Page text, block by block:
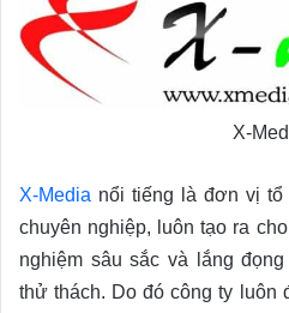
X-
X-Media nổi tiếng là đơn vị tổ
chuyên nghiệp, luôn tạo ra
nghiệm sâu sắc và lắng
thử thách. Do đó công ty luôn